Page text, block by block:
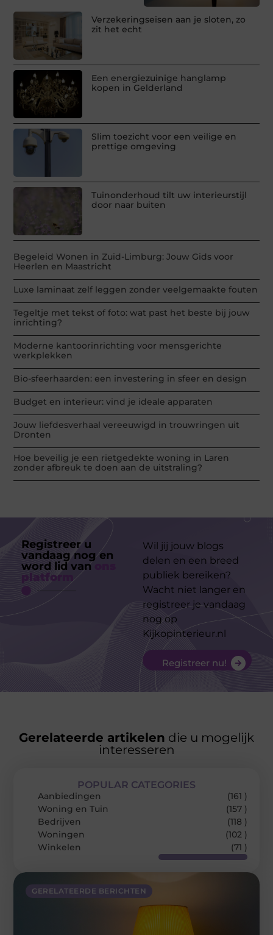
Verzekeringseisen aan je sloten, zo
zit het echt
Een energiezuinige hanglamp
kopen in Gelderland
Slim toezicht voor een veilige en
prettige omgeving
Tuinonderhoud tilt uw interieurstijl
door naar buiten
Begeleid Wonen in Zuid-Limburg: Jouw Gids voor
Heerlen en Maastricht
Luxe laminaat zelf leggen zonder veelgemaakte fouten
Tegeltje met tekst of foto: wat past het beste bij jouw
inrichting?
Moderne kantoorinrichting voor mensgerichte
werkplekken
Bio-sfeerhaarden: een investering in sfeer en design
Budget en interieur: vind je ideale apparaten
Jouw liefdesverhaal vereeuwigd in trouwringen uit
Dronten
Hoe beveilig je een rietgedekte woning in Laren
zonder afbreuk te doen aan de uitstraling?
Registreer u
vandaag nog en
word lid van
platform
Wil jij jouw blogs
delen en een breed
publiek bereiken?
Wacht niet langer en
registreer je vandaag
nog op
Kijkopinterieur.nl
Registreer nu!
Gerelateerde artikelen die u mogelijk
interesseren
GERELATEERDE BERICHTEN
POPULAR CATEGORIES
Aanbiedingen
(161 )
Woning en Tuin
(157 )
Bedrijven
(118 )
Woningen
(102 )
Winkelen
(71 )